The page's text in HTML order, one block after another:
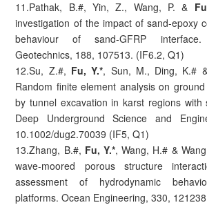
11.Pathak, B.#, Yin, Z., Wang, P. &
investigation of the impact of sand-epoxy
behaviour of sand-GFRP
Geotechnics, 188, 107513. (IF6.2, Q1)
12.Su, Z.#, Fu, Y.*, Sun, M., Ding, K.#
Random finite element analysis on
by tunnel excavation in karst regions with
Deep Underground Science and
10.1002/dug2.70039 (IF5, Q1)
13.Zhang, B.#, Fu, Y.*, Wang, H.# &
wave-moored porous structure
assessment of hydrodynamic
platforms. Ocean Engineering, 330,